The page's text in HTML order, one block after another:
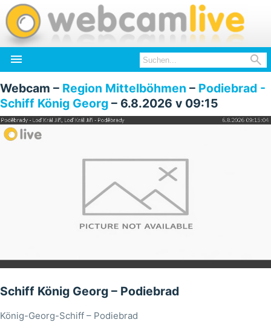
 
Webcam – Region Mittelböhmen – Podiebrad -
Schiff König Georg – 6.8.2026 v 09:15
Schiff König Georg – Podiebrad
König-Georg-Schiff – Podiebrad